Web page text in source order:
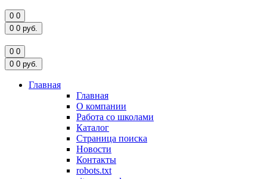
0 0
0 0 руб.
0 0
0 0 руб.
Главная
Главная
О компании
Работа со школами
Каталог
Страница поиска
Новости
Контакты
robots.txt